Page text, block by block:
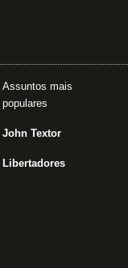
Assuntos mais
populares
John Textor
Libertadores